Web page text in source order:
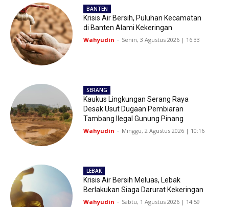
BANTEN
Krisis Air Bersih, Puluhan Kecamatan
di Banten Alami Kekeringan
Wahyudin - Senin, 3 Agustus 2026 | 16:33
SERANG
Kaukus Lingkungan Serang Raya
Desak Usut Dugaan Pembiaran
Tambang Ilegal Gunung Pinang
Wahyudin - Minggu, 2 Agustus 2026 | 10:16
LEBAK
Krisis Air Bersih Meluas, Lebak
Berlakukan Siaga Darurat Kekeringan
Wahyudin - Sabtu, 1 Agustus 2026 | 14:59